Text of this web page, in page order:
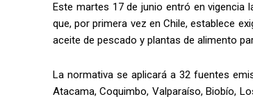
Este martes 17 de junio entró en vigencia
que, por primera vez en Chile, establece
aceite de pescado y plantas de alimento
La normativa se aplicará a 32 fuentes
Atacama, Coquimbo, Valparaíso, Biobío,